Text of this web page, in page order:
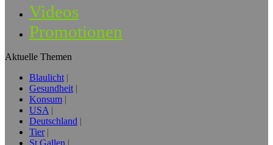
Videos
Promotionen
Aktuelle Themen
Blaulicht
Gesundheit
Konsum
USA
Deutschland
Tier
St Gallen